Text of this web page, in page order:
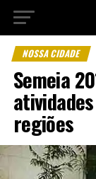
NOSSA CIDADE
Semeia
regiões